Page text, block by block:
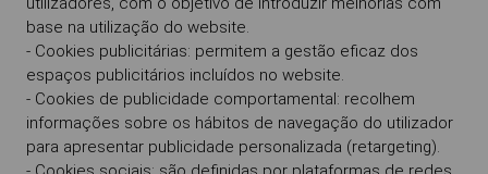
base na utilização do website.
- Cookies publicitárias: permitem a gestão eficaz dos
espaços publicitários incluídos no website.
- Cookies de publicidade comportamental: recolhem
informações sobre os hábitos de navegação do utilizador
para apresentar publicidade personalizada (retargeting).